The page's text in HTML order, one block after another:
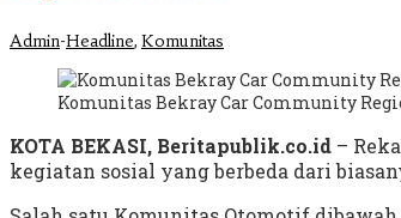
Admin-Headline, Komunitas
Komunitas Bekray Car Community
KOTA BEKASI, Beritapublik.co.id –
kegiatan sosial yang berbeda dari